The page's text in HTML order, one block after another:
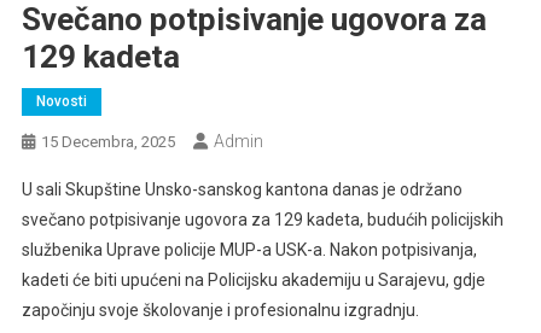
Svečano potpisivanje ugovora za
129 kadeta
Novosti
15 Decembra, 2025 Admin
U sali Skupštine Unsko-sanskog kantona danas je održano
svečano potpisivanje ugovora za 129 kadeta, budućih policijskih
službenika Uprave policije MUP-a USK-a. Nakon potpisivanja,
kadeti će biti upućeni na Policijsku akademiju u Sarajevu, gdje
započinju svoje školovanje i profesionalnu izgradnju.